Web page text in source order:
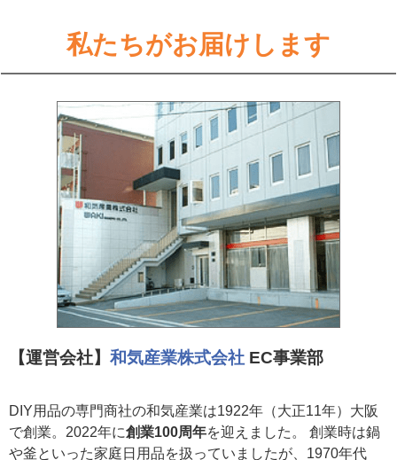
私たちがお届けします
【運営会社】 和気産業株式会社 EC事業部
DIY用品の専門商社の和気産業は1922年（大正11年）大阪
で創業。2022年に創業100周年を迎えました。 創業時は鍋
や釜といった家庭日用品を扱っていましたが、1970年代